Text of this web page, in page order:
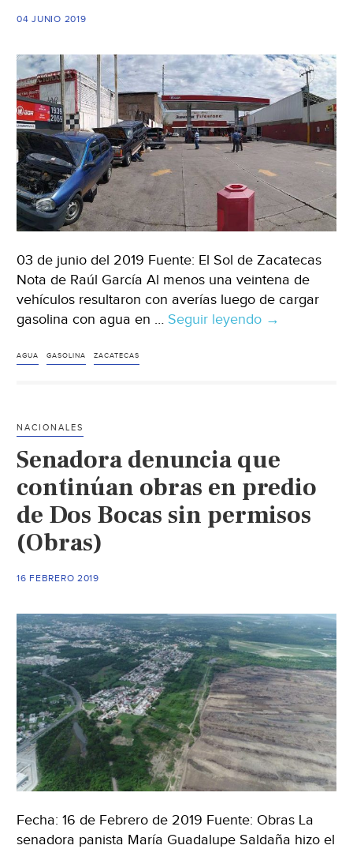
04 JUNIO 2019
03 de junio del 2019 Fuente: El Sol de Zacatecas
Nota de Raúl García Al menos una veintena de
vehículos resultaron con averías luego de cargar
gasolina con agua en … Seguir leyendo En
se
averían
más
de
de
Zacatecas)
→
AGUA GASOLINA ZACATECAS
NACIONALES
Senadora denuncia que
continúan obras en predio
de Dos Bocas sin permisos
(Obras)
16 FEBRERO 2019
Fecha: 16 de Febrero de 2019 Fuente: Obras La
senadora panista María Guadalupe Saldaña hizo el